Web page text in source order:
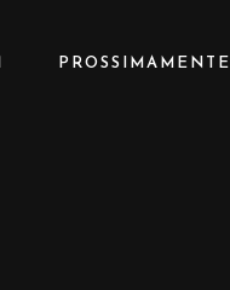
PROSSIMAMENTE